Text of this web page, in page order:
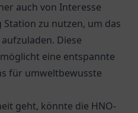
auch von Interesse
Station zu nutzen, um das
Diese
eine entspannte
für umweltbewusste
geht, könnte die HNO-